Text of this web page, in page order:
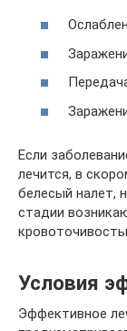
Если
лечится, в
белесый налет,
стадии
Условия
Эффективное